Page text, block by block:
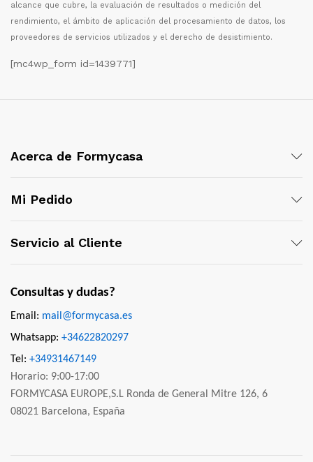
alcance que cubre, la evaluación de resultados o medición del
rendimiento, el ámbito de aplicación del procesamiento de datos, los
proveedores de servicios utilizados y el derecho de desistimiento.
[mc4wp_form id=1439771]
Acerca de Formycasa
Mi Pedido
Servicio al Cliente
Consultas y dudas?
Email: mail@formycasa.es
Whatsapp: +34622820297
Tel: +34931467149
Horario: 9:00-17:00
FORMYCASA EUROPE,S.L Ronda de General Mitre 126, 6
08021 Barcelona, España